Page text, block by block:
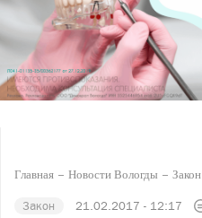
Главная Новости Вологды Закон
Закон 21.02.2017 - 12:17